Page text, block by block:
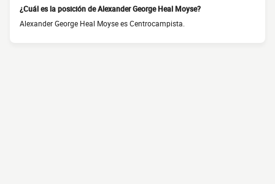
¿Cuál es la posición de Alexander George Heal Moyse?
Alexander George Heal Moyse es Centrocampista.